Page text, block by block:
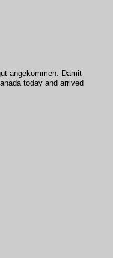
angekommen. Damit
today and arrived